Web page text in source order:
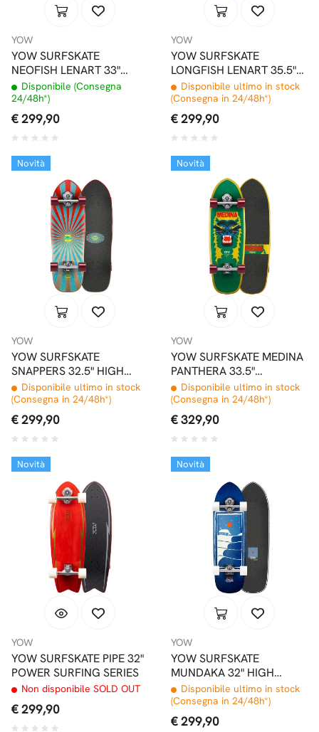
YOW
YOW SURFSKATE
NEOFISH LENART 33"
SIGNATURE SERIES
Disponibile (Consegna
24/48h*)
€ 299,90
YOW
YOW SURFSKATE
LONGFISH LENART 35.5"
SIGNATURE SERIES
Disponibile ultimo in stock
(Consegna in 24/48h*)
€ 299,90
Novità
YOW
YOW SURFSKATE
SNAPPERS 32.5" HIGH
PERFORMANCE SERIES
Disponibile ultimo in stock
(Consegna in 24/48h*)
€ 299,90
Novità
YOW
YOW SURFSKATE MEDINA
PANTHERA 33.5"
SIGNATURE SERIES
Disponibile ultimo in stock
(Consegna in 24/48h*)
€ 329,90
Novità
YOW
YOW SURFSKATE PIPE 32"
POWER SURFING SERIES
Non disponibile SOLD OUT
€ 299,90
Novità
YOW
YOW SURFSKATE
MUNDAKA 32" HIGH
PERFORMANCE SERIES
Disponibile ultimo in stock
(Consegna in 24/48h*)
€ 299,90